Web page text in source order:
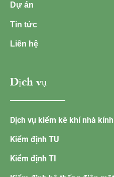
Dự án
Tin tức
Liên hệ
Dịch vụ
Dịch vụ kiểm kê khí nhà kính
Kiểm định TU
Kiểm định TI